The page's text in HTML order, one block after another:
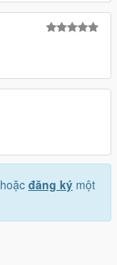
hoặc đăng ký một